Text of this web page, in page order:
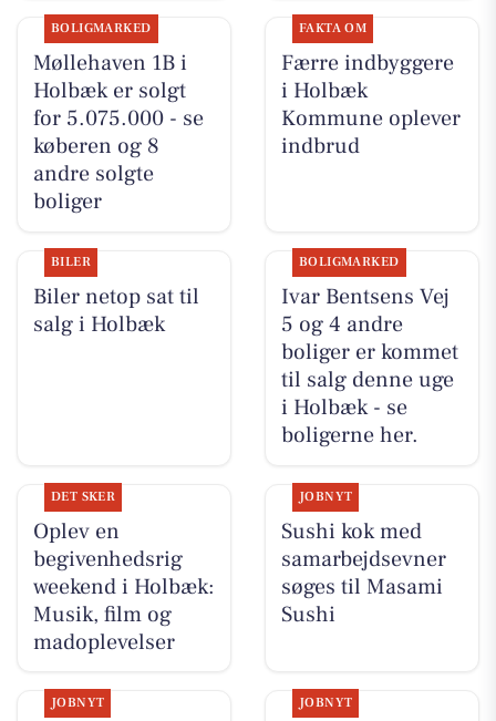
BOLIGMARKED
Møllehaven 1B i
Holbæk er solgt
for 5.075.000 - se
køberen og 8
andre solgte
boliger
FAKTA OM
Færre indbyggere
i Holbæk
Kommune oplever
indbrud
BILER
Biler netop sat til
salg i Holbæk
BOLIGMARKED
Ivar Bentsens Vej
5 og 4 andre
boliger er kommet
til salg denne uge
i Holbæk - se
boligerne her.
DET SKER
Oplev en
begivenhedsrig
weekend i Holbæk:
Musik, film og
madoplevelser
JOBNYT
Sushi kok med
samarbejdsevner
søges til Masami
Sushi
JOBNYT JOBNYT